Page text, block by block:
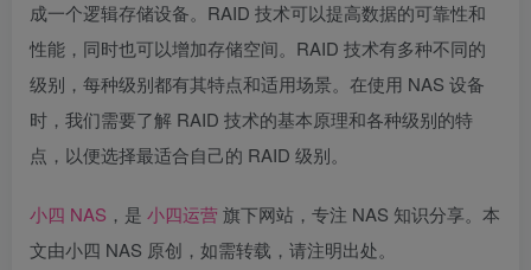
成一个逻辑存储设备。RAID 技术可以提高数据的可靠性和
性能，同时也可以增加存储空间。RAID 技术有多种不同的
级别，每种级别都有其特点和适用场景。在使用 NAS 设备
时，我们需要了解 RAID 技术的基本原理和各种级别的特
点，以便选择最适合自己的 RAID 级别。
小四 NAS ，是 小四运营旗下网站，专注 NAS 知识分享。本
文由小四 NAS 原创，如需转载，请注明出处。